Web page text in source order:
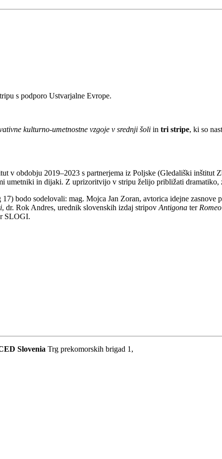
s podporo Ustvarjalne Evrope.
kulturno-umetnostne vzgoje v srednji šoli in tri stripe, ki so
obdobju 2019–2023 s partnerjema iz Poljske (Gledališki inštitut
umetniki in dijaki. Z uprizoritvijo v stripu želijo približati dramatiko,
bodo sodelovali: mag. Mojca Jan Zoran, avtorica idejne zasnove
, dr. Rok Andres, urednik slovenskih izdaj stripov Antigona ter
SLOGI.
Slovenia Trg prekomorskih brigad 1,